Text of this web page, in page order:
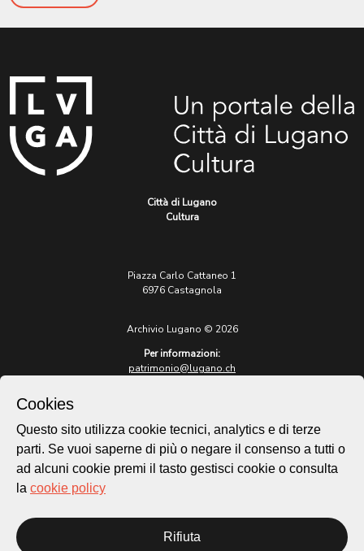
Città di Lugano
Cultura
Piazza Carlo Cattaneo 1
6976 Castagnola
Archivio Lugano © 2026
Per informazioni:
patrimonio@lugano.ch
lugano.ch
Cookie policy
Homepage
Temi
Cookies
Questo sito utilizza cookie tecnici, analytics e di terze
parti. Se vuoi saperne di più o negare il consenso a tutti o
ad alcuni cookie premi il tasto gestisci cookie o consulta
la cookie policy
Rifiuta